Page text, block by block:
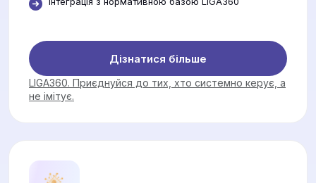
Дізнатися більше
LIGA360. Приєднуйся до тих, хто системно керує, а
не імітує.